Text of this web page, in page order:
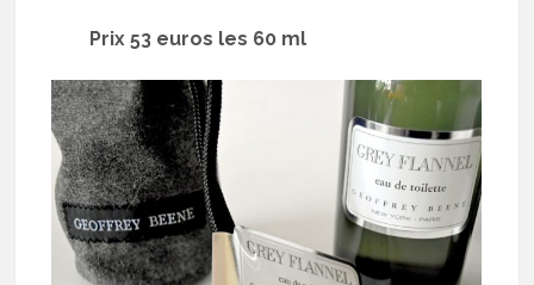
Prix 53 euros les 60 ml